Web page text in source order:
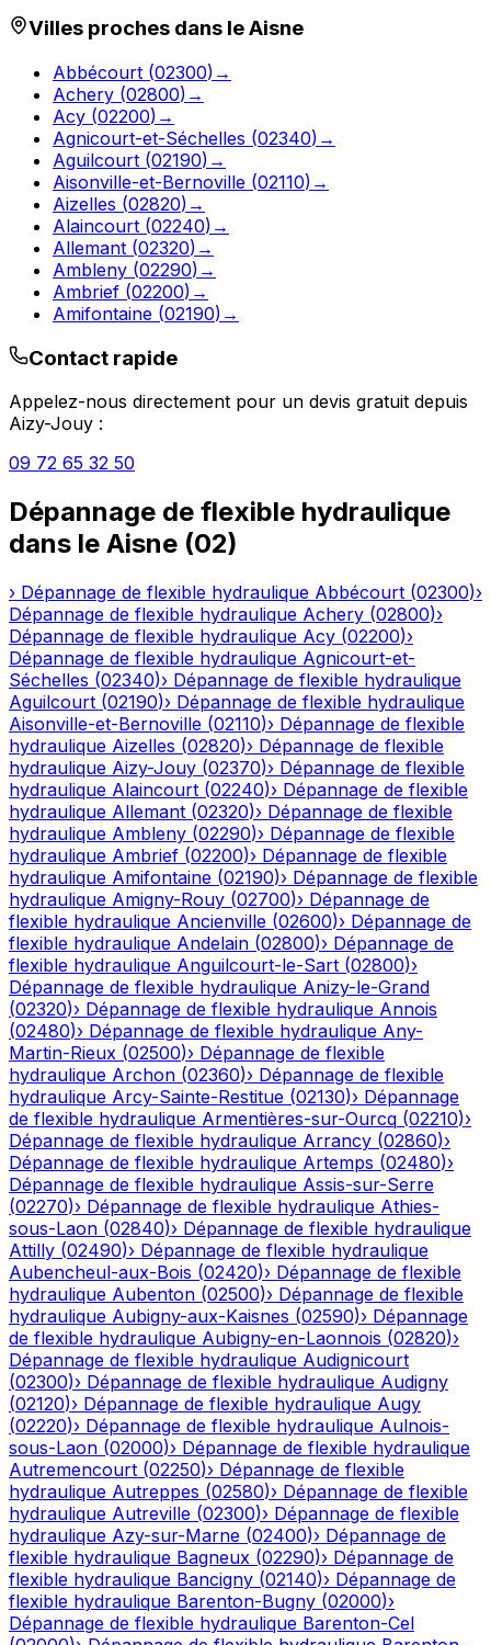
Villes proches dans leAisne
Abbécourt (02300) →
Achery (02800) →
Acy (02200) →
Agnicourt-et-Séchelles (02340) →
Aguilcourt (02190) →
Aisonville-et-Bernoville (02110) →
Aizelles (02820) →
Alaincourt (02240) →
Allemant (02320) →
Ambleny (02290) →
Ambrief (02200) →
Amifontaine (02190) →
Contact rapide
Appelez-nous directement pour un devis gratuit depuis
Aizy-Jouy :
09 72 65 32 50
Dépannage de flexible hydraulique
dans le Aisne (02)
› Dépannage de flexible hydraulique Abbécourt (02300)›
Dépannage de flexible hydraulique Achery (02800)›
Dépannage de flexible hydraulique Acy (02200)›
Dépannage de flexible hydraulique Agnicourt-et-
Séchelles (02340)› Dépannage de flexible hydraulique
Aguilcourt (02190)› Dépannage de flexible hydraulique
Aisonville-et-Bernoville (02110)› Dépannage de flexible
hydraulique Aizelles (02820)› Dépannage de flexible
hydraulique Aizy-Jouy (02370)› Dépannage de flexible
hydraulique Alaincourt (02240)› Dépannage de flexible
hydraulique Allemant (02320)› Dépannage de flexible
hydraulique Ambleny (02290)› Dépannage de flexible
hydraulique Ambrief (02200)› Dépannage de flexible
hydraulique Amifontaine (02190)› Dépannage de flexible
hydraulique Amigny-Rouy (02700)› Dépannage de
flexible hydraulique Ancienville (02600)› Dépannage de
flexible hydraulique Andelain (02800)› Dépannage de
flexible hydraulique Anguilcourt-le-Sart (02800)›
Dépannage de flexible hydraulique Anizy-le-Grand
(02320)› Dépannage de flexible hydraulique Annois
(02480)› Dépannage de flexible hydraulique Any-
Martin-Rieux (02500)› Dépannage de flexible
hydraulique Archon (02360)› Dépannage de flexible
hydraulique Arcy-Sainte-Restitue (02130)› Dépannage
de flexible hydraulique Armentières-sur-Ourcq (02210)›
Dépannage de flexible hydraulique Arrancy (02860)›
Dépannage de flexible hydraulique Artemps (02480)›
Dépannage de flexible hydraulique Assis-sur-Serre
(02270)› Dépannage de flexible hydraulique Athies-
sous-Laon (02840)› Dépannage de flexible hydraulique
Attilly (02490)› Dépannage de flexible hydraulique
Aubencheul-aux-Bois (02420)› Dépannage de flexible
hydraulique Aubenton (02500)› Dépannage de flexible
hydraulique Aubigny-aux-Kaisnes (02590)› Dépannage
de flexible hydraulique Aubigny-en-Laonnois (02820)›
Dépannage de flexible hydraulique Audignicourt
(02300)› Dépannage de flexible hydraulique Audigny
(02120)› Dépannage de flexible hydraulique Augy
(02220)› Dépannage de flexible hydraulique Aulnois-
sous-Laon (02000)› Dépannage de flexible hydraulique
Autremencourt (02250)› Dépannage de flexible
hydraulique Autreppes (02580)› Dépannage de flexible
hydraulique Autreville (02300)› Dépannage de flexible
hydraulique Azy-sur-Marne (02400)› Dépannage de
flexible hydraulique Bagneux (02290)› Dépannage de
flexible hydraulique Bancigny (02140)› Dépannage de
flexible hydraulique Barenton-Bugny (02000)›
Dépannage de flexible hydraulique Barenton-Cel